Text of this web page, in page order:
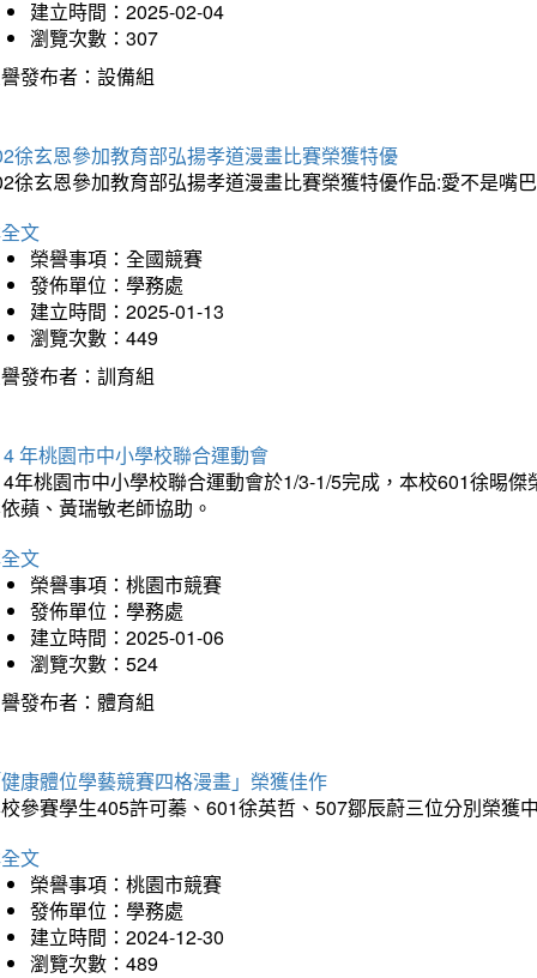
建立時間：2025-02-04
瀏覽次數：307
發布者：設備組
徐玄恩參加教育部弘揚孝道漫畫比賽榮獲特優
徐玄恩參加教育部弘揚孝道漫畫比賽榮獲特優作品:愛不是嘴
文
榮譽事項：全國競賽
發佈單位：學務處
建立時間：2025-01-13
瀏覽次數：449
發布者：訓育組
年桃園市中小學校聯合運動會
年桃園市中小學校聯合運動會於1/3-1/5完成，本校601徐晹
蘋、黃瑞敏老師協助。
文
榮譽事項：桃園市競賽
發佈單位：學務處
建立時間：2025-01-06
瀏覽次數：524
發布者：體育組
康體位學藝競賽四格漫畫」榮獲佳作
參賽學生405許可蓁、601徐英哲、507鄒辰蔚三位分別榮獲
文
榮譽事項：桃園市競賽
發佈單位：學務處
建立時間：2024-12-30
瀏覽次數：489